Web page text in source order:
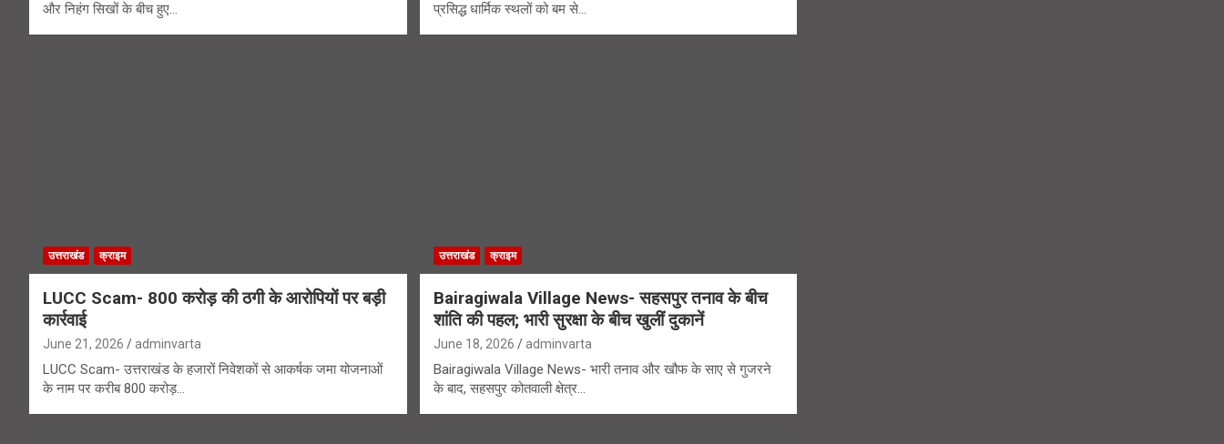
और निहंग सिखों के बीच हुए…
प्रसिद्ध धार्मिक स्थलों को बम से…
उत्तराखंड क्राइम
LUCC Scam- 800 करोड़ की ठगी के आरोपियों पर बड़ी
कार्रवाई
June 21, 2026 adminvarta
LUCC Scam- उत्तराखंड के हजारों निवेशकों से आकर्षक जमा योजनाओं
के नाम पर करीब 800 करोड़…
उत्तराखंड क्राइम
Bairagiwala Village News- सहसपुर तनाव के बीच
शांति की पहल; भारी सुरक्षा के बीच खुलीं दुकानें
June 18, 2026 adminvarta
Bairagiwala Village News- भारी तनाव और खौफ के साए से गुजरने
के बाद, सहसपुर कोतवाली क्षेत्र…